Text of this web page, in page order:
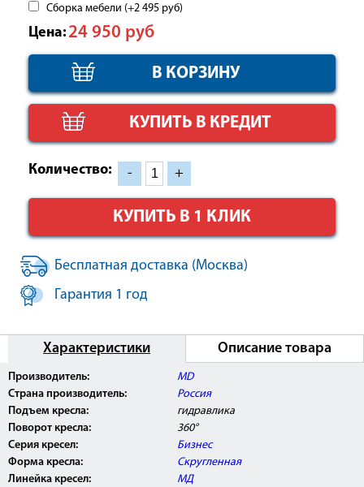
Сборка мебели (+2 495 руб)
Цена: 24 950 руб
КУПИТЬ В КРЕДИТ
Количество: - +
КУПИТЬ В 1 КЛИК
Бесплатная доставка (Москва)
Гарантия 1 год
Характеристики Описание товара
Производитель:
MD
Страна производитель:
Россия
Подъем кресла:
гидравлика
Поворот кресла:
360°
Серия кресел:
Бизнес
Форма кресла:
Скругленная
Линейка кресел:
МД